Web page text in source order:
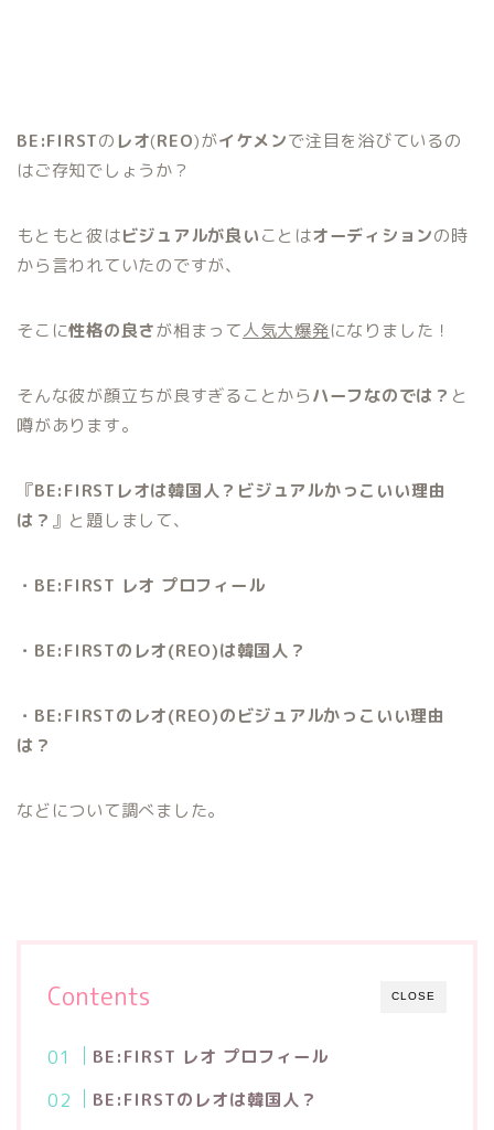
BE:FIRSTの レオ(REO)がイケメンで注目を浴びているの
はご存知でしょうか？
もともと彼はビジュアルが良いことはオーディションの時
から言われていたのですが、
そこに性格の良さが相まって人気大爆発になりました！
そんな彼が顔立ちが良すぎることからハーフなのでは？ と
噂があります。
『BE:FIRSTレオは韓国人？ビジュアルかっこいい理由
は？ 』と題しまして、
・BE:FIRST レオ プロフィール
・BE:FIRSTのレオ(REO)は韓国人？
・BE:FIRSTのレオ(REO)のビジュアルかっこいい理由
は？
などについて調べました。
CLOSE
Contents
BE:FIRST レオ プロフィール
BE:FIRSTのレオは韓国人？